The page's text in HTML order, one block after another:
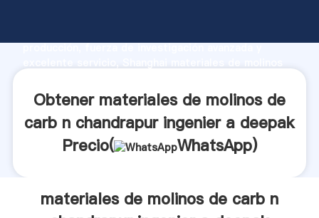
producción, fuerza de investigación avanzada y
crea el valor y aporta valores a todos los clientes.
Obtener materiales de molinos de
carb n chandrapur ingenier a deepak
Precio(
WhatsApp)
materiales de molinos de carb n